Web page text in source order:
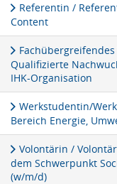
Referentin /
Content
Qualifizierte
IHK-Organisation
Werkstudentin/
Bereich Energie,
Volontärin /
dem Schwerpunkt
(w/m/d)